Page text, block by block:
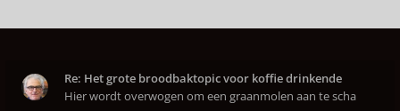
Re: Het grote broodbaktopic voor koffie drinkende
Hier wordt overwogen om een graanmolen aan te scha